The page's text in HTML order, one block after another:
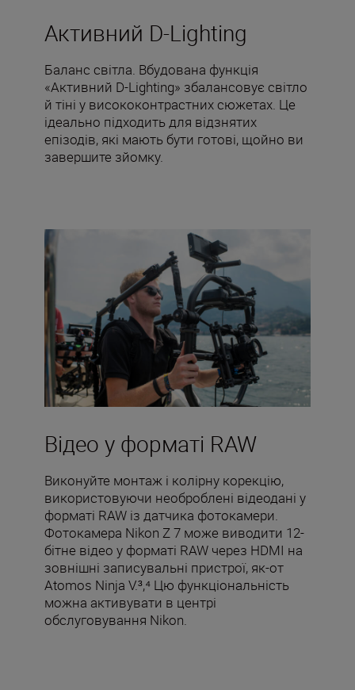
Активний D-Lighting
Баланс світла. Вбудована функція
«Активний D-Lighting» збалансовує світло
й тіні у висококонтрастних сюжетах. Це
ідеально підходить для відзнятих
епізодів, які мають бути готові, щойно ви
завершите зйомку.
Відео у форматі RAW
Виконуйте монтаж і колірну корекцію,
використовуючи необроблені відеодані у
форматі RAW із датчика фотокамери.
Фотокамера Nikon Z 7 може виводити 12-
бітне відео у форматі RAW через HDMI на
зовнішні записувальні пристрої, як-от
Atomos Ninja V.³,⁴ Цю функціональність
можна активувати в центрі
обслуговування Nikon.